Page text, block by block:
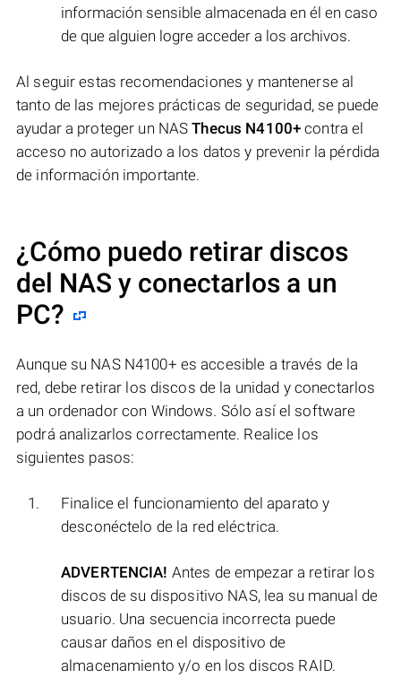
información sensible almacenada en él en caso
de que alguien logre acceder a los archivos.
Al seguir estas recomendaciones y mantenerse al
tanto de las mejores prácticas de seguridad, se puede
ayudar a proteger un NASThecus N4100+ contra el
acceso no autorizado a los datos y prevenir la pérdida
de información importante.
¿Cómo puedo retirar discos
del NAS y conectarlos a un
PC?
Aunque su NAS N4100+ es accesible a través de la
red, debe retirar los discos de la unidad y conectarlos
a un ordenador con Windows. Sólo así el software
podrá analizarlos correctamente. Realice los
siguientes pasos:
Finalice el funcionamiento del aparato y
desconéctelo de la red eléctrica.
ADVERTENCIA! Antes de empezar a retirar los
discos de su dispositivo NAS, lea su manual de
usuario. Una secuencia incorrecta puede
causar daños en el dispositivo de
almacenamiento y/o en los discos RAID.